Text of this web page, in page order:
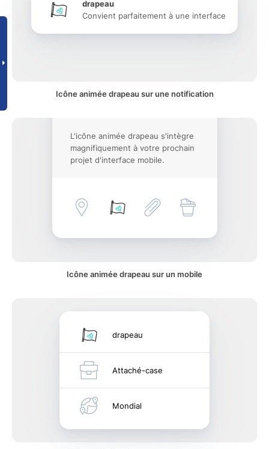
drapeau
Convient parfaitement à une interface
Icône animée drapeau sur une notification
L'icône animée drapeau s'intègre
magnifiquement à votre prochain
projet d'interface mobile.
Icône animée drapeau sur un mobile
drapeau
Attaché-case
Mondial